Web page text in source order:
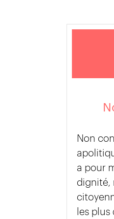
Non
a pour
dignité,
les plus